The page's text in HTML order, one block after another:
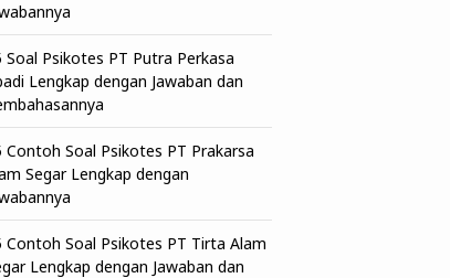
Soal Psikotes PT Putra Perkasa
Lengkap dengan Jawaban dan
Contoh Soal Psikotes PT Prakarsa
Segar Lengkap dengan
Contoh Soal Psikotes PT Tirta Alam
Lengkap dengan Jawaban dan